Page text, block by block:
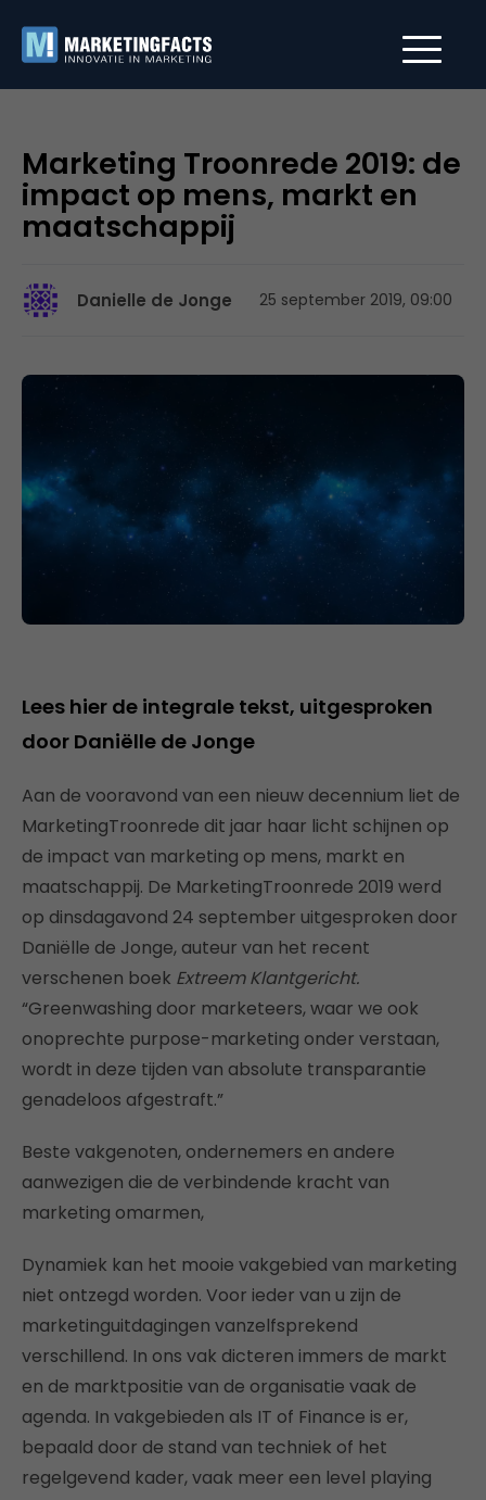
Marketing Troonrede 2019: de
impact op mens, markt en
maatschappij
Danielle de Jonge 25 september 2019, 09:00
Lees hier de integrale tekst, uitgesproken
door Daniëlle de Jonge
Aan de vooravond van een nieuw decennium liet de
MarketingTroonrede dit jaar haar licht schijnen op
de impact van marketing op mens, markt en
maatschappij. De MarketingTroonrede 2019 werd
op dinsdagavond 24 september uitgesproken door
Daniëlle de Jonge, auteur van het recent
verschenen boek Extreem Klantgericht.
“Greenwashing door marketeers, waar we ook
onoprechte purpose-marketing onder verstaan,
wordt in deze tijden van absolute transparantie
genadeloos afgestraft.”
Beste vakgenoten, ondernemers en andere
aanwezigen die de verbindende kracht van
marketing omarmen,
Dynamiek kan het mooie vakgebied van marketing
niet ontzegd worden. Voor ieder van u zijn de
marketinguitdagingen vanzelfsprekend
verschillend. In ons vak dicteren immers de markt
en de marktpositie van de organisatie vaak de
agenda. In vakgebieden als IT of Finance is er,
bepaald door de stand van techniek of het
regelgevend kader, vaak meer een level playing